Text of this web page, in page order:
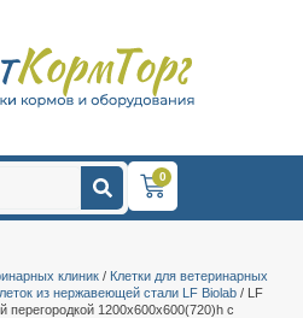
0
клиник / Клетки для ветеринарных
из нержавеющей стали LF Biolab / LF
перегородкой 1200х600х600(720)h с